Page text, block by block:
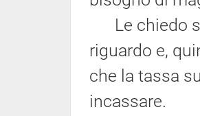
Le chiedo
riguardo e,
che la tassa
incassare.